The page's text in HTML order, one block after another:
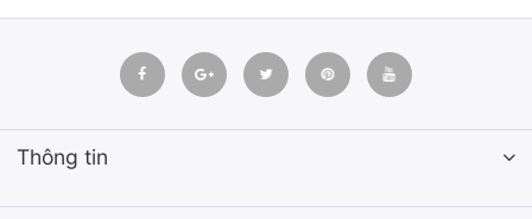
Thông tin